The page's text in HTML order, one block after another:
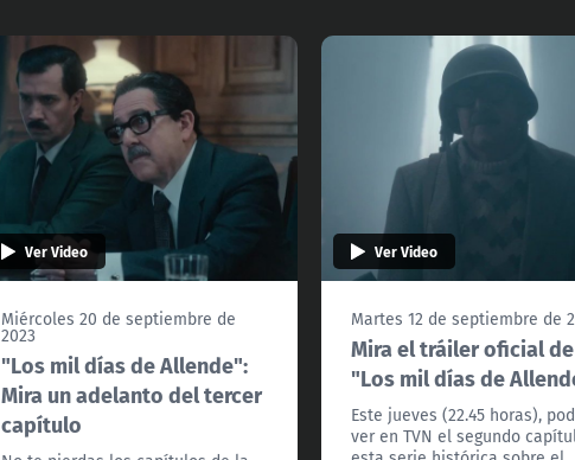
Ver Video
Miércoles 20 de septiembre de
2023
"Los mil días de Allende":
Mira un adelanto del tercer
capítulo
Ver Video
Martes 12 de septiembre de
Mira el tráiler oficial de
"Los mil días de
Este jueves (22.45 horas),
ver en TVN el segundo